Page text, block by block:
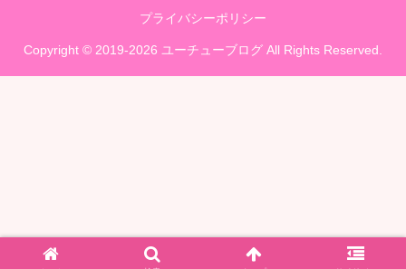
プライバシーポリシー
Copyright © 2019-2026 ユーチューブログ All Rights Reserved.